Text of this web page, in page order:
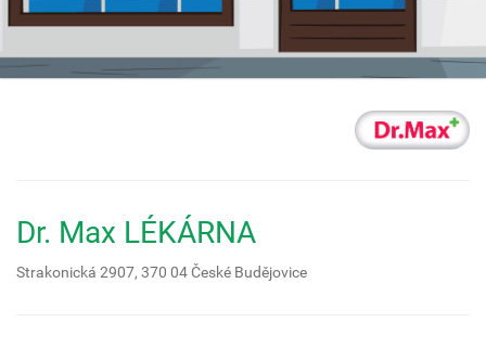
Dr. Max LÉKÁRNA
Strakonická 2907, 370 04České Budějovice